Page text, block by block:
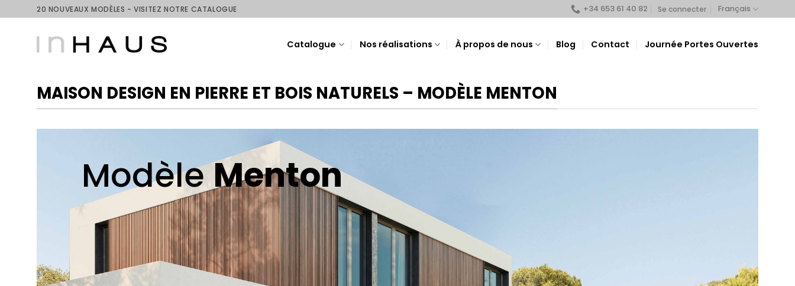
to
20 NOUVEAUX MODÈLES - VISITEZ NOTRE CATALOGUE +34 653 61 40 82 Se connecter Français
Catalogue Nos réalisations À propos de nous Blog Contact Journée Portes Ouvertes
MAISON DESIGN EN PIERRE ET BOIS NATURELS – MODÈLE MENTON
ModèleMenton